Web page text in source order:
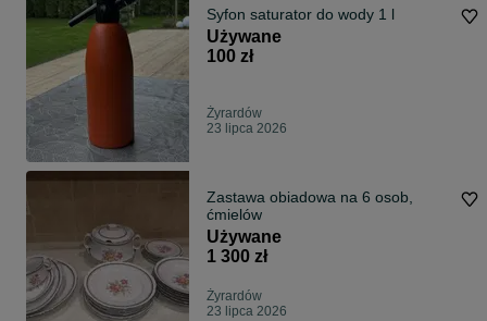
Syfon saturator do wody 1 l
Używane
100 zł
Żyrardów
23 lipca 2026
Zastawa obiadowa na 6 osob,
ćmielów
Używane
1 300 zł
Żyrardów
23 lipca 2026